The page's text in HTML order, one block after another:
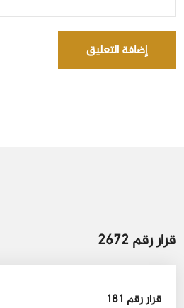
إضافة التعليق
قرار رقم 2672
قرار رقم 181